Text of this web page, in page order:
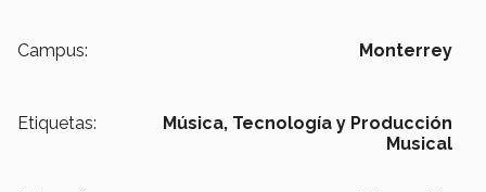
Campus: Monterrey
Etiquetas: Música, Tecnología y Producción
Musical